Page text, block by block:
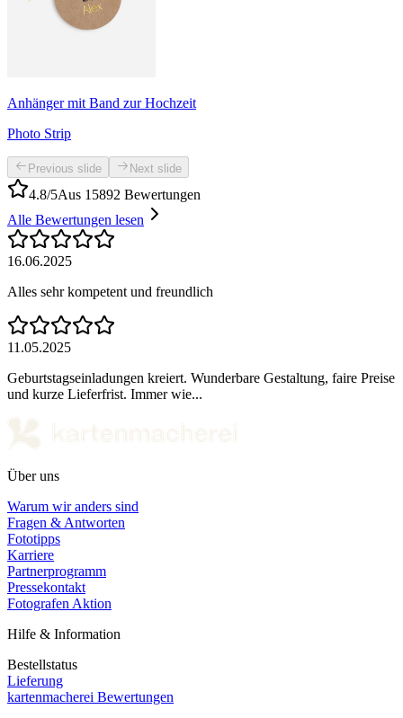
Anhänger mit Band zur Hochzeit
Photo Strip
Previous slide Next slide
4.8/5Aus 15892 Bewertungen
Alle Bewertungen lesen
16.06.2025
Alles sehr kompetent und freundlich
11.05.2025
Geburtstagseinladungen kreiert. Wunderbare Gestaltung, faire Preise
und kurze Lieferfrist. Immer wie...
Über uns
Warum wir anders sind
Fragen & Antworten
Fototipps
Karriere
Partnerprogramm
Pressekontakt
Fotografen Aktion
Hilfe & Information
Bestellstatus
Lieferung
kartenmacherei Bewertungen